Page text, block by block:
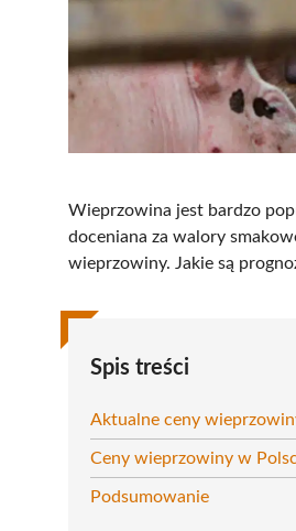
Wieprzowina jest bardzo
doceniana za walory
wieprzowiny. Jakie są
Spis treści
Aktualne ceny
Ceny wieprzowiny w
Podsumowanie